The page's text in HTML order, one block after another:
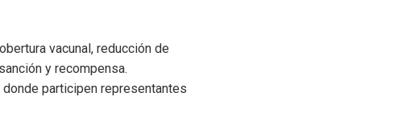
vacunal, reducción de
y recompensa.
participen representantes